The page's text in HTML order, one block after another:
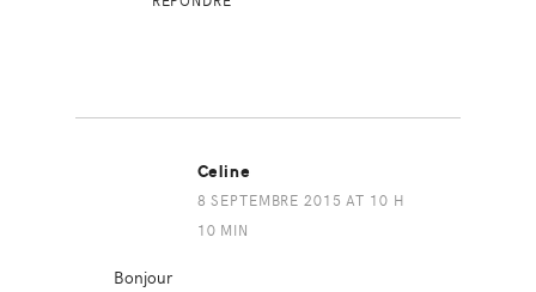
Celine
8 SEPTEMBRE 2015 AT 10 H
10 MIN
Bonjour